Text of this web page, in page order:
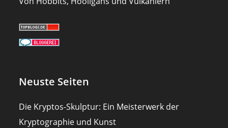
Neuste Seiten
Die Kryptos-Skulptur: Ein Meisterwerk der
Kryptographie und Kunst